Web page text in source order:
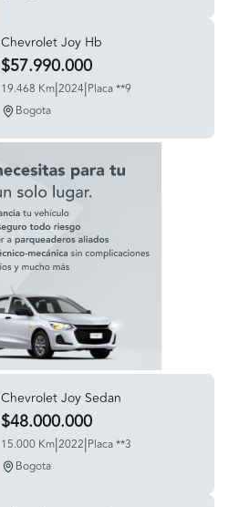
Chevrolet Joy Hb
$57.990.000
19.468 Km|2024|Placa **9
Bogota
Chevrolet Joy Sedan
$48.000.000
15.000 Km|2022|Placa **3
Bogota